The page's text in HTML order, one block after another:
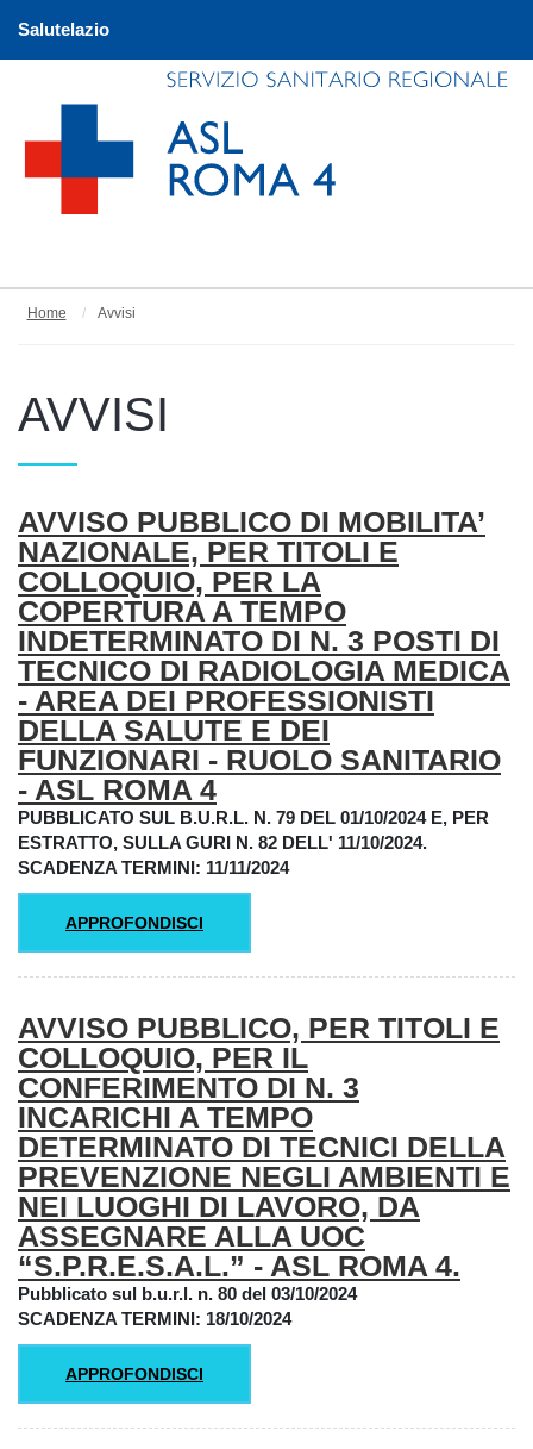
Salutelazio
Home Avvisi
AVVISI
Titolo
AVVISO PUBBLICO DI MOBILITA’
NAZIONALE, PER TITOLI E
COLLOQUIO, PER LA
COPERTURA A TEMPO
INDETERMINATO DI N. 3 POSTI DI
TECNICO DI RADIOLOGIA MEDICA
- AREA DEI PROFESSIONISTI
DELLA SALUTE E DEI
FUNZIONARI - RUOLO SANITARIO
- ASL ROMA 4
PUBBLICATO SUL B.U.R.L. N. 79 DEL 01/10/2024 E, PER
ESTRATTO, SULLA GURI N. 82 DELL' 11/10/2024.
SCADENZA TERMINI: 11/11/2024
APPROFONDISCI
AVVISO PUBBLICO, PER TITOLI E
COLLOQUIO, PER IL
CONFERIMENTO DI N. 3
INCARICHI A TEMPO
DETERMINATO DI TECNICI DELLA
PREVENZIONE NEGLI AMBIENTI E
NEI LUOGHI DI LAVORO, DA
ASSEGNARE ALLA UOC
“S.P.R.E.S.A.L.” - ASL ROMA 4.
Pubblicato sul b.u.r.l. n. 80 del 03/10/2024
SCADENZA TERMINI: 18/10/2024
APPROFONDISCI